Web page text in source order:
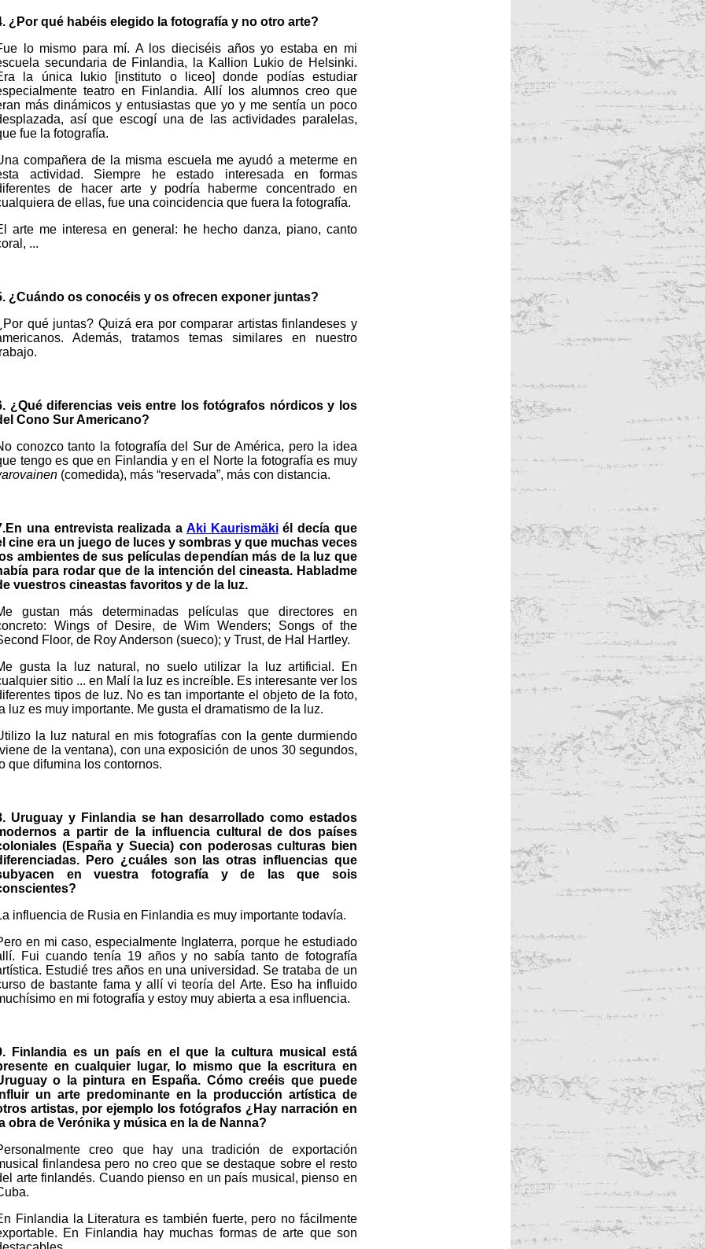
¿Por qué habéis elegido la fotografía y no otro arte?
lo mismo para mí. A los dieciséis años yo estaba en mi
secundaria de Finlandia, la Kallion Lukio de Helsinki.
la única lukio [instituto o liceo] donde podías estudiar
teatro en Finlandia. Allí los alumnos creo que
más dinámicos y entusiastas que yo y me sentía un poco
así que escogí una de las actividades paralelas,
fue la fotografía.
compañera de la misma escuela me ayudó a meterme en
actividad. Siempre he estado interesada en formas
de hacer arte y podría haberme concentrado en
de ellas, fue una coincidencia que fuera la fotografía.
arte me interesa en general: he hecho danza, piano, canto
...
¿Cuándo os conocéis y os ofrecen exponer juntas?
qué juntas? Quizá era por comparar artistas finlandeses y
Además, tratamos temas similares en nuestro
¿Qué diferencias veis entre los fotógrafos nórdicos y los
Cono Sur Americano?
conozco tanto la fotografía del Sur de América, pero la idea
tengo es que en Finlandia y en el Norte la fotografía es muy
(comedida), más “reservada”, más con distancia.
una entrevista realizada a Aki Kaurismäkiél decía que
cine era un juego de luces y sombras y que muchas veces
ambientes de sus películas dependían más de la luz que
para rodar que de la intención del cineasta. Habladme
vuestros cineastas favoritos y de la luz.
gustan más determinadas películas que directores en
Wings of Desire, de Wim Wenders; Songs of the
Floor, de Roy Anderson (sueco); y Trust, de Hal Hartley.
gusta la luz natural, no suelo utilizar la luz artificial. En
sitio ... en Malí la luz es increíble. Es interesante ver los
tipos de luz. No es tan importante el objeto de la foto,
luz es muy importante. Me gusta el dramatismo de la luz.
la luz natural en mis fotografías con la gente durmiendo
de la ventana), con una exposición de unos 30 segundos,
que difumina los contornos.
Uruguay y Finlandia se han desarrollado como estados
a partir de la influencia cultural de dos países
(España y Suecia) con poderosas culturas bien
Pero ¿cuáles son las otras influencias que
en vuestra fotografía y de las que sois
influencia de Rusia en Finlandia es muy importante todavía.
en mi caso, especialmente Inglaterra, porque he estudiado
Fui cuando tenía 19 años y no sabía tanto de fotografía
Estudié tres años en una universidad. Se trataba de un
de bastante fama y allí vi teoría del Arte. Eso ha influido
en mi fotografía y estoy muy abierta a esa influencia.
Finlandia es un país en el que la cultura musical está
en cualquier lugar, lo mismo que la escritura en
o la pintura en España. Cómo creéis que puede
un arte predominante en la producción artística de
artistas, por ejemplo los fotógrafos ¿Hay narración en
obra de Verónika y música en la de Nanna?
creo que hay una tradición de exportación
finlandesa pero no creo que se destaque sobre el resto
arte finlandés. Cuando pienso en un país musical, pienso en
Finlandia la Literatura es también fuerte, pero no fácilmente
En Finlandia hay muchas formas de arte que son